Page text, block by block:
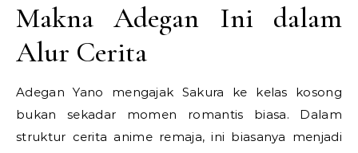
Makna Adegan Ini dalam
Alur Cerita
Adegan Yano mengajak Sakura ke kelas kosong
bukan sekadar momen romantis biasa. Dalam
struktur cerita anime remaja, ini biasanya menjadi